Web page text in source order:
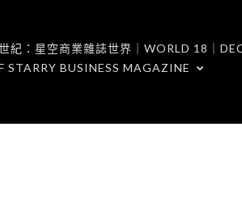
紀：星空商業雜誌世界｜WORLD 18｜
STARRY BUSINESS MAGAZINE